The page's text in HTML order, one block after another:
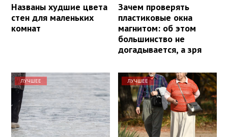
Названы худшие цвета
стен для маленьких
комнат
Зачем проверять
пластиковые окна
магнитом: об этом
большинство не
догадывается, а зря
ЛУЧШЕЕ ЛУЧШЕЕ